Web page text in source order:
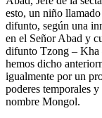
esto, un niño
difunto, según una
en el Señor Abad y
difunto Tzong – Kha
hemos dicho
igualmente por un
poderes temporales
nombre Mongol.